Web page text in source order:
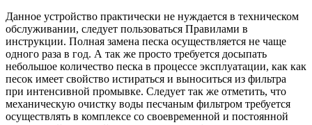
Данное устройство практически не нуждается в техническом
обслуживании, следует пользоваться Правилами в
инструкции. Полная замена песка осуществляется не чаще
одного раза в год. А так же просто требуется досыпать
небольшое количество песка в процессе эксплуатации, как как
песок имеет свойство истираться и выноситься из фильтра
при интенсивной промывке. Следует так же отметить, что
механическую очистку воды песчаным фильтром требуется
осуществлять в комплексе со своевременной и постоянной